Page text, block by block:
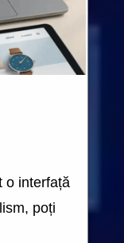
o interfață
poți